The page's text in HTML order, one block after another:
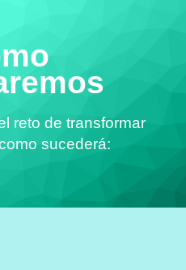
reto de transformar
sucederá: